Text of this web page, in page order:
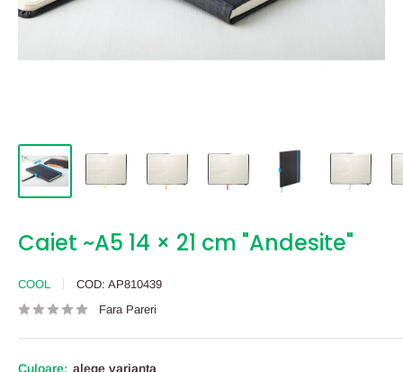
Caiet ~A5 14 × 21 cm "Andesite"
COOL COD: AP810439
Fara Pareri
Culoare: alege varianta